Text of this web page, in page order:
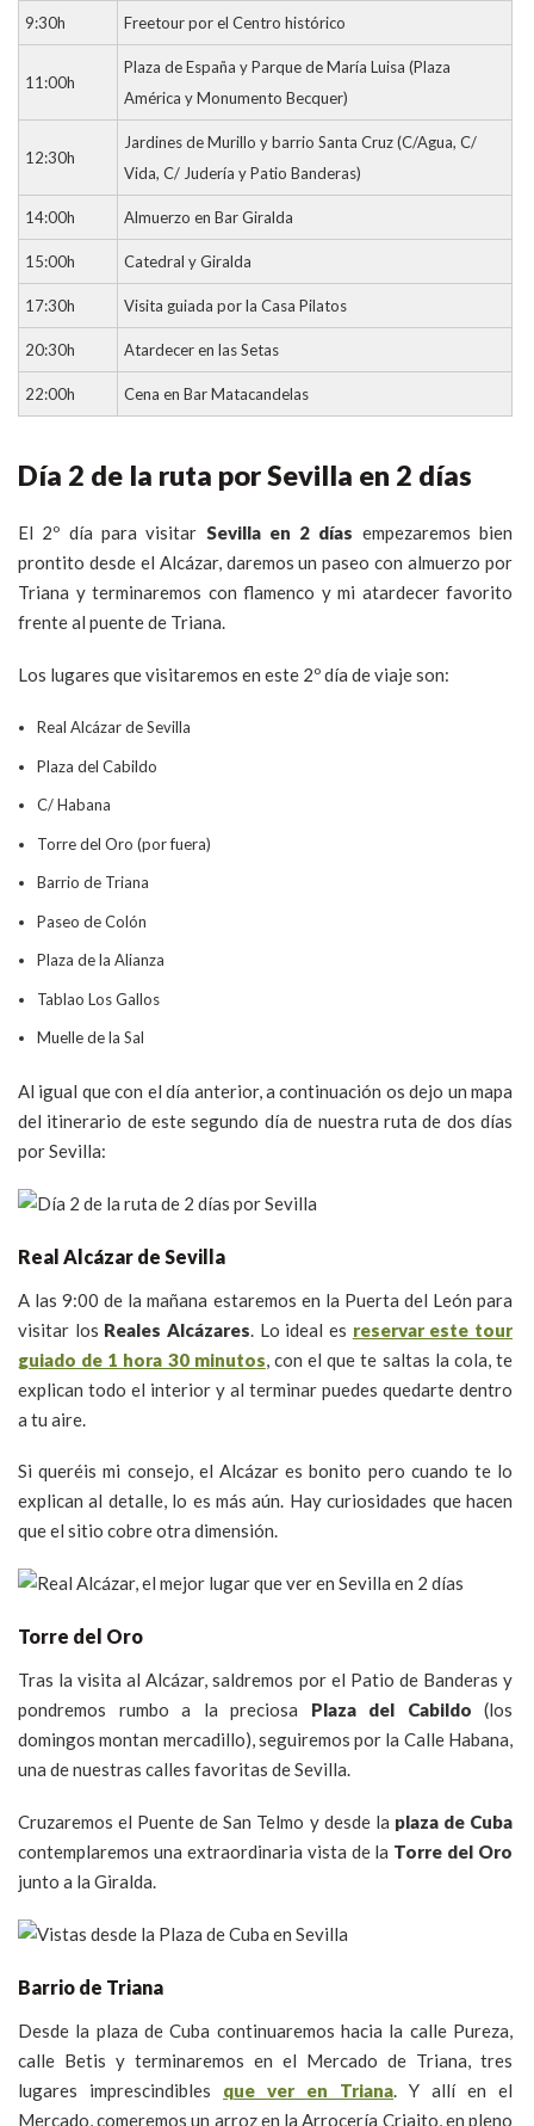
9:30h Freetour por el Centro histórico
11:00h
Plaza de España y Parque de María Luisa (Plaza
América y Monumento Becquer)
12:30h
Jardines de Murillo y barrio Santa Cruz (C/Agua, C/
Vida, C/ Judería y Patio Banderas)
14:00h Almuerzo en Bar Giralda
15:00h Catedral y Giralda
17:30h Visita guiada por la Casa Pilatos
20:30h Atardecer en las Setas
22:00h Cena en Bar Matacandelas
Día 2 de la ruta por Sevilla en 2 días
El 2º día para visitar Sevilla en 2 días empezaremos bien
prontito desde el Alcázar, daremos un paseo con almuerzo por
Triana y terminaremos con flamenco y mi atardecer favorito
frente al puente de Triana.
Los lugares que visitaremos en este 2º día de viaje son:
Real Alcázar de Sevilla
Plaza del Cabildo
C/ Habana
Torre del Oro (por fuera)
Barrio de Triana
Paseo de Colón
Plaza de la Alianza
Tablao Los Gallos
Muelle de la Sal
Al igual que con el día anterior, a continuación os dejo un mapa
del itinerario de este segundo día de nuestra ruta de dos días
por Sevilla:
Real Alcázar de Sevilla
A las 9:00 de la mañana estaremos en la Puerta del León para
visitar los Reales Alcázares. Lo ideal es reservar este tour
guiado de 1 hora 30 minutos, con el que te saltas la cola, te
explican todo el interior y al terminar puedes quedarte dentro
a tu aire.
Si queréis mi consejo, el Alcázar es bonito pero cuando te lo
explican al detalle, lo es más aún. Hay curiosidades que hacen
que el sitio cobre otra dimensión.
Torre del Oro
Tras la visita al Alcázar, saldremos por el Patio de Banderas y
pondremos rumbo a la preciosa Plaza del Cabildo (los
domingos montan mercadillo), seguiremos por la Calle Habana,
una de nuestras calles favoritas de Sevilla.
Cruzaremos el Puente de San Telmo y desde la plaza de Cuba
contemplaremos una extraordinaria vista de la Torre del Oro
junto a la Giralda.
Barrio de Triana
Desde la plaza de Cuba continuaremos hacia la calle Pureza,
calle Betis y terminaremos en el Mercado de Triana, tres
lugares imprescindibles que ver en Triana. Y allí en el
Mercado, comeremos un arroz en la Arrocería Criaito, en pleno